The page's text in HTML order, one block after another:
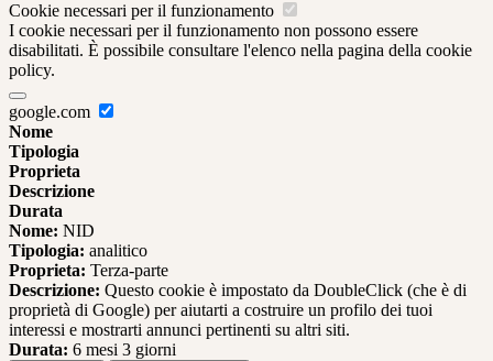
Cookie necessari per il funzionamento
I cookie necessari per il funzionamento non possono essere
disabilitati. È possibile consultare l'elenco nella pagina della cookie
policy.
google.com
Nome
Tipologia
Proprieta
Descrizione
Durata
Nome: NID
Tipologia: analitico
Proprieta: Terza-parte
Descrizione: Questo cookie è impostato da DoubleClick (che è di
proprietà di Google) per aiutarti a costruire un profilo dei tuoi
interessi e mostrarti annunci pertinenti su altri siti.
Durata: 6 mesi 3 giorni